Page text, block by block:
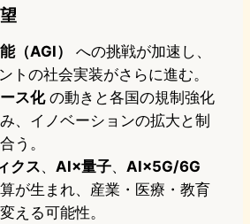
（AGI）
への挑戦が加速し、
トの社会実装がさらに進む。
ス化の動きと各国の規制強化
、イノベーションの拡大と制
う。
クス、 AI×量子、 AI×5G/6G
が生まれ、産業・医療・教育
える可能性。